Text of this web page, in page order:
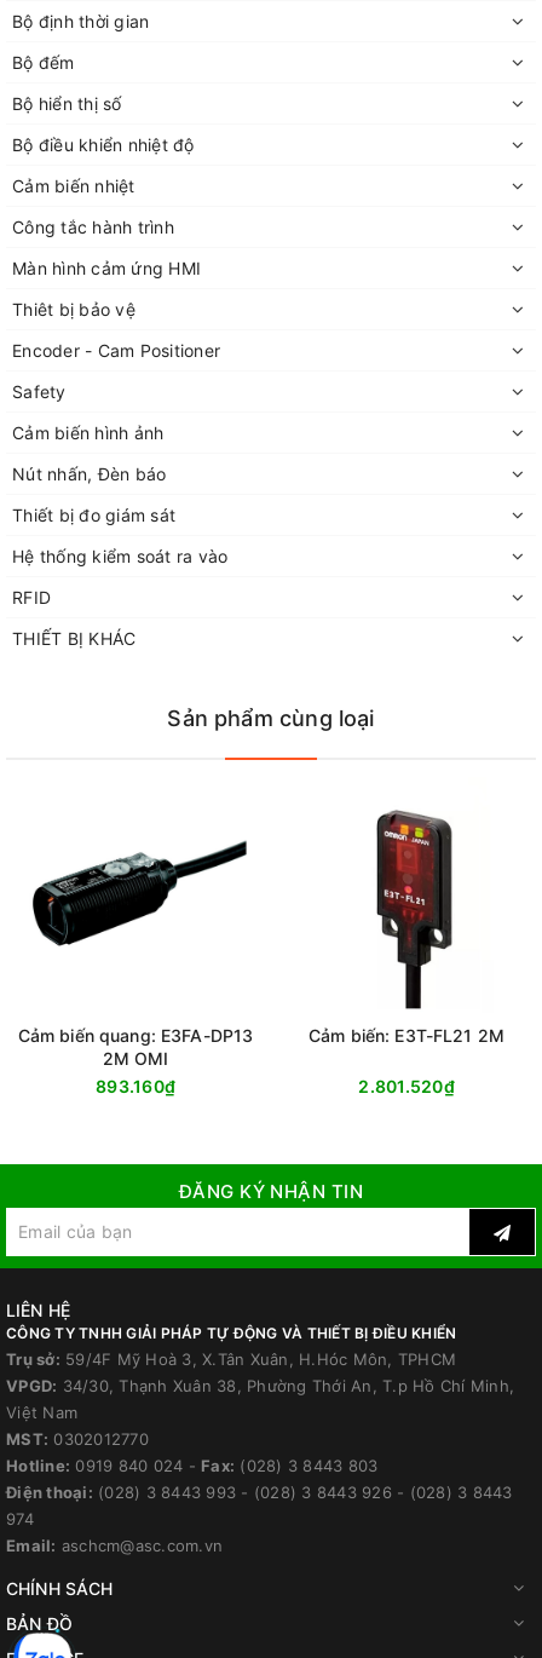
Bộ định thời gian
Bộ đếm
Bộ hiển thị số
Bộ điều khiển nhiệt độ
Cảm biến nhiệt
Công tắc hành trình
Màn hình cảm ứng HMI
Thiêt bị bảo vệ
Encoder - Cam Positioner
Safety
Cảm biến hình ảnh
Nút nhấn, Đèn báo
Thiết bị đo giám sát
Hệ thống kiểm soát ra vào
RFID
THIẾT BỊ KHÁC
Sản phẩm cùng loại
Cảm biến quang: E3FA-DP13
2M OMI
893.160₫
Cảm biến: E3T-FL21 2M
2.801.520₫
ĐĂNG KÝ NHẬN TIN
LIÊN HỆ
CÔNG TY TNHH GIẢI PHÁP TỰ ĐỘNG VÀ THIẾT BỊ ĐIỀU KHIỂN
Trụ sở: 59/4F Mỹ Hoà 3, X.Tân Xuân, H.Hóc Môn, TPHCM
VPGD: 34/30, Thạnh Xuân 38, Phường Thới An, T.p Hồ Chí Minh,
Việt Nam
MST: 0302012770
Hotline: 0919 840 024 - Fax: (028) 3 8443 803
Điện thoại: (028) 3 8443 993 - (028) 3 8443 926 - (028) 3 8443
974
Email: aschcm@asc.com.vn
CHÍNH SÁCH
BẢN ĐỒ